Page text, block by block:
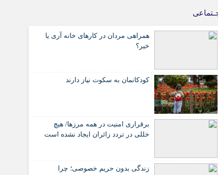
همراهی مردان در کارهای خانه آری یا
خیر؟
کودکانمان به سکوت نیاز دارند
برقراری امنیت در همه مرزها/ هیچ‌
خللی در تردد زائران ایجاد نشده است
زندگی بدون حریم خصوصی؛ چرا